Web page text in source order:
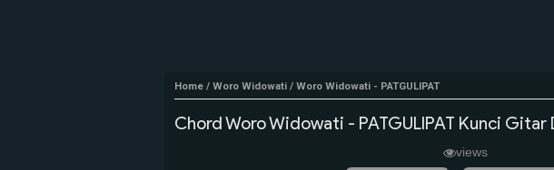
Home / Woro Widowati / Woro Widowati - PATGULIPAT
Chord Woro Widowati - PATGULIPAT Kunci Gitar
views